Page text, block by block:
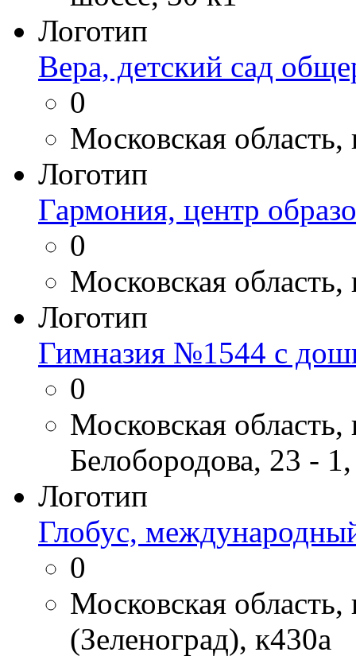
Логотип
Вера, детский сад
0
Московская
Логотип
Гармония, центр
0
Московская
Логотип
Гимназия №1544 с
0
Московская
Белобородова, 23 -
Логотип
Глобус,
0
Московская
(Зеленоград), к430а